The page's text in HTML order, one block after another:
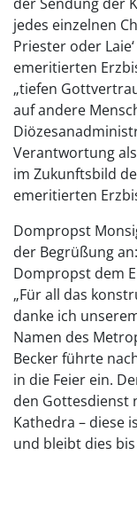
jedes einzelnen
Priester oder
emeritierten
„tiefen
auf andere
Verantwortung
im Zukunftsbild
emeritierten
Dompropst
der Begrüßung
Dompropst dem
„Für all das
danke ich
Namen des
Becker führte
in die Feier ein.
den Gottesdienst
Kathedra – diese
und bleibt dies